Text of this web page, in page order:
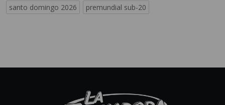
santo domingo 2026
premundial sub-20